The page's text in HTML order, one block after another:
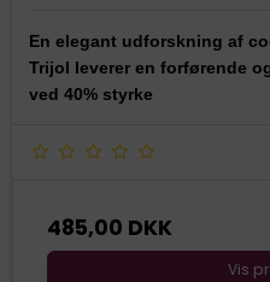
En elegant udforskning af
Trijol leverer en forførende
ved 40% styrke
485,00 DKK
Vis